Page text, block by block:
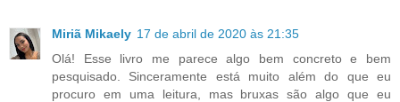
Miriã Mikaely 17 de abril de 2020 às 21:35
Olá! Esse livro me parece algo bem concreto e bem
pesquisado. Sinceramente está muito além do que eu
procuro em uma leitura, mas bruxas são algo que eu